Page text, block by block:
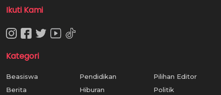
Ikuti Kami
Kategori
Beasiswa
Berita
Pendidikan
Hiburan
Pilihan Editor
Politik